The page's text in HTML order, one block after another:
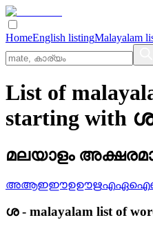
HomeEnglish listingMalayalam
List of
starting with
മലയാളം
അആഇഈഉഊഋഎഏഐ
ശ- malayalam list of